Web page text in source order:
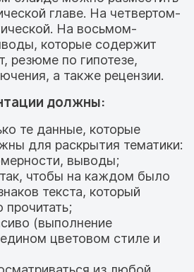
главе. На четвертом-
На восьмом-
которые содержит
резюме по гипотезе,
а также рецензии.
должны:
те данные, которые
для раскрытия тематики:
выводы;
чтобы на каждом было
текста, который
(выполнение
цветовом стиле и